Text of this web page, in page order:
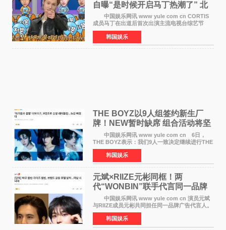
自曝“是时候开启马丁热潮了” 北
美巡演火热进行中
中国娱乐网讯 www yule com cn CORTIS
成员马丁在出道后首次出演主流电视台综艺节
目，展现了多才多艺的魅力。 马丁出演了5日
播出的MBC《Radio Star》Fashion与Passion
之间，I&lsquo;m
韩国娱乐
THE BOYZ以9人组签约新生厂
牌！NEW暂时缺席 组合活动将坚
定不移继续
中国娱乐网讯 www yule com cn 6日，
THE BOYZ表示：我们9人一致决定继续进行THE
BOYZ组合活动，并且已经完成了组合团体活动
签约。目前正在新生厂牌下进行活动准备。尚未
离开THE BOYZ原所
韩国娱乐
元斌×RIIZE元彬同框！两
代“WONBIN”联手代言同一品牌
颜值天花板合体
中国娱乐网讯 www yule com cn 演员元斌
与RIIZE成员元彬共同担任同一品牌广告代言人。
6日据独家报道，继演员元斌之后，RIIZE元彬最
近也被选为某在线中介平台A公司的共同广告代言
人，两人将作
韩国娱乐